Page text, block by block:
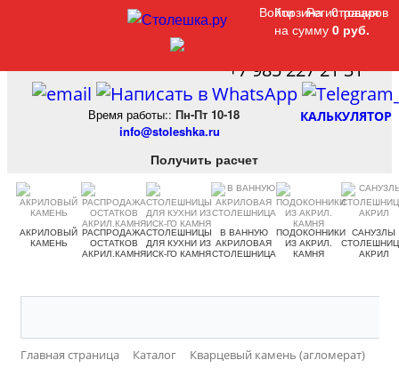
+7 985 227 21 31
КАЛЬКУЛЯТОР
Время работы:: Пн-Пт 10-18
info@stoleshka.ru
Получить расчет
Войти Регистрация
Корзина 0 товаров
на сумму 0 руб.
АКРИЛОВЫЙ
КАМЕНЬ
РАСПРОДАЖА
ОСТАТКОВ
АКРИЛ.КАМНЯ
СТОЛЕШНИЦЫ
ДЛЯ КУХНИ ИЗ
ИСК-ГО КАМНЯ
В ВАННУЮ
АКРИЛОВАЯ
СТОЛЕШНИЦА
ПОДОКОННИКИ
ИЗ АКРИЛ.
КАМНЯ
САНУЗЛЫ
АКРИЛ
Главная страница Каталог
Кварцевый камень (агломерат)
Войти Регистрация
Корзина 0 товаров
на сумму 0 руб.